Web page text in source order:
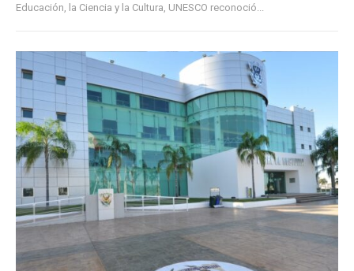
Educación, la Ciencia y la Cultura, UNESCO reconoció...